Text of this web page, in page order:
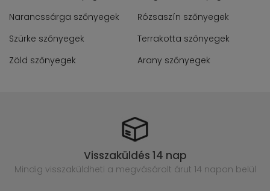
Narancssárga szőnyegek
Rózsaszín szőnyegek
Szürke szőnyegek
Terrakotta szőnyegek
Zöld szőnyegek
Arany szőnyegek
Visszaküldés 14 nap
Mindig visszaküldheti a megvásárolt árut 14 napon belül